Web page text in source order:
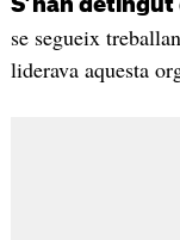
se segueix
liderava aquesta